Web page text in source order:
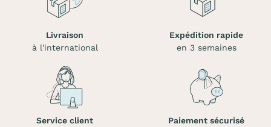
Livraison
à l'international
Expédition rapide
en 3 semaines
Service client
Paiement sécurisé